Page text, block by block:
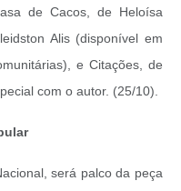
de Cacos, de Heloísa
Alis (disponível em
e Citações, de
com o autor. (25/10).
será palco da peça